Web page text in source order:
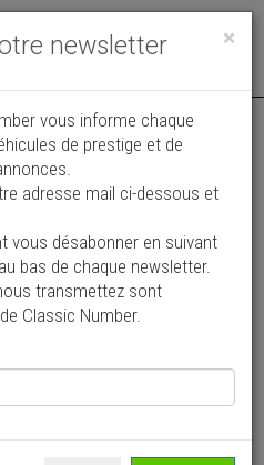
Toggle
2026 ( il y a 4 jours )
Cabriolet
000 km
×
newsletter
vous informe chaque
de prestige et de
adresse mail ci-dessous et
vous désabonner en suivant
bas de chaque newsletter.
transmettez sont
Classic Number.